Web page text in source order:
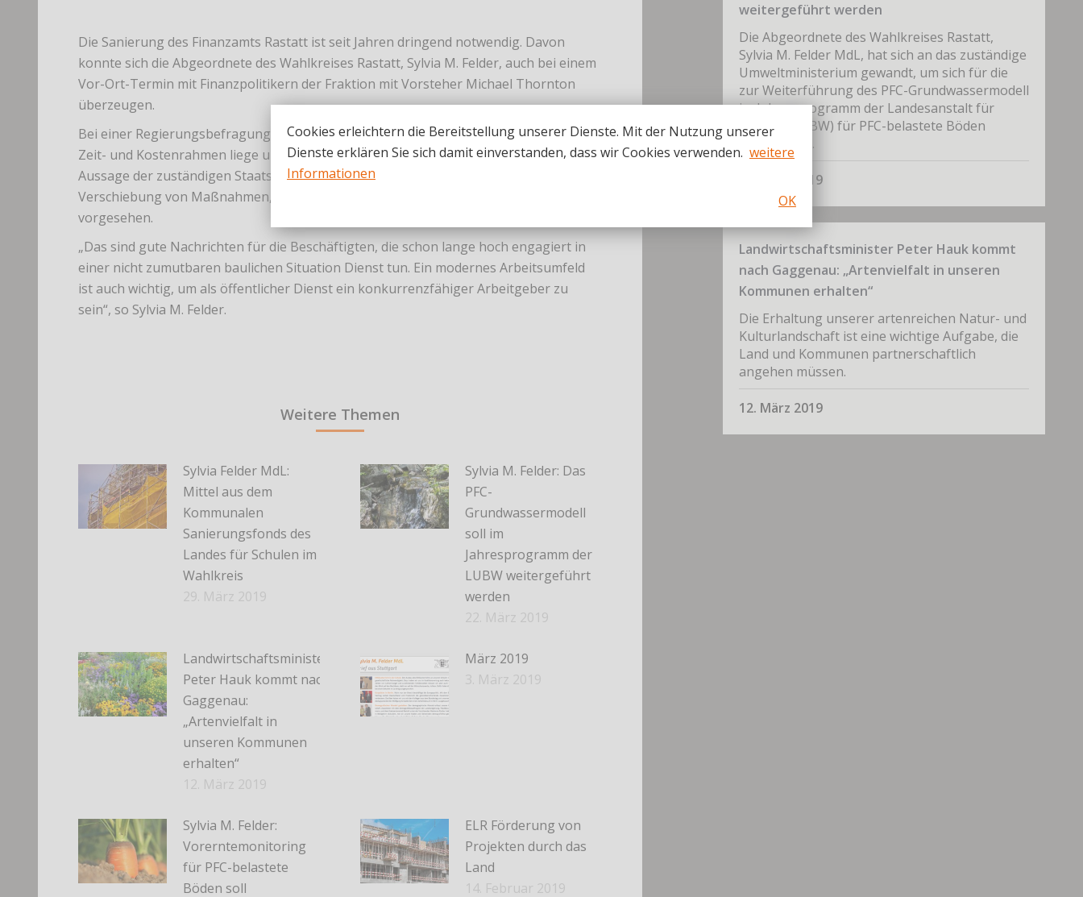
Die Sanierung des Finanzamts Rastatt ist seit Jahren dringend notwendig. Davon
konnte sich die Abgeordnete des Wahlkreises Rastatt, Sylvia M. Felder, auch bei einem
Vor-Ort-Termin mit Finanzpolitikern der Fraktion mit Vorsteher Michael Thornton
überzeugen.
Bei einer Regierungsbefragung vergewisserte sich die Abgeordnete, ob das Projekt im
Zeit- und Kostenrahmen liege und ob Maßnahmen geschoben werden müssten. Nach
Aussage der zuständigen Staatssekretärin Gisela Splett liegt das Projekt im Plan, eine
Verschiebung von Maßnahmen, insbesondere bei der Heizungsanlage, sei nicht
vorgesehen.
„Das sind gute Nachrichten für die Beschäftigten, die schon lange hoch engagiert in
einer nicht zumutbaren baulichen Situation Dienst tun. Ein modernes Arbeitsumfeld
ist auch wichtig, um als öffentlicher Dienst ein konkurrenzfähiger Arbeitgeber zu
sein“, so Sylvia M. Felder.
Weitere Themen
Sylvia Felder MdL:
Mittel aus dem
Kommunalen
Sanierungsfonds des
Landes für Schulen im
Wahlkreis
29. März 2019
Sylvia M. Felder: Das
PFC-
Grundwassermodell
soll im
Jahresprogramm der
LUBW weitergeführt
werden
22. März 2019
Landwirtschaftsminister
Peter Hauk kommt nach
Gaggenau:
„Artenvielfalt in
unseren Kommunen
erhalten“
12. März 2019
März 2019
3. März 2019
Sylvia M. Felder:
Vorerntemonitoring
für PFC-belastete
Böden soll
ELR Förderung von
Projekten durch das
Land
14. Februar 2019
weitergeführt werden
Die Abgeordnete des Wahlkreises Rastatt,
Sylvia M. Felder MdL, hat sich an das zuständige
Umweltministerium gewandt, um sich für die
zur Weiterführung des PFC-Grundwassermodell
im Jahresprogramm der Landesanstalt für
Umwelt (LUBW) für PFC-belastete Böden
einzusetzen.
22. März 2019
Landwirtschaftsminister Peter Hauk kommt
nach Gaggenau: „Artenvielfalt in unseren
Kommunen erhalten“
Die Erhaltung unserer artenreichen Natur- und
Kulturlandschaft ist eine wichtige Aufgabe, die
Land und Kommunen partnerschaftlich
angehen müssen.
12. März 2019
Cookies erleichtern die Bereitstellung unserer Dienste. Mit der Nutzung unserer
Dienste erklären Sie sich damit einverstanden, dass wir Cookies verwenden. weitere
Informationen
OK